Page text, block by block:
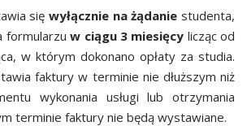
się wyłącznie na żądanie studenta,
formularzuw ciągu 3 miesięcy licząc od
w którym dokonano opłaty za studia.
faktury w terminie nie dłuższym niż
wykonania usługi lub otrzymania
terminie faktury nie będą wystawiane.